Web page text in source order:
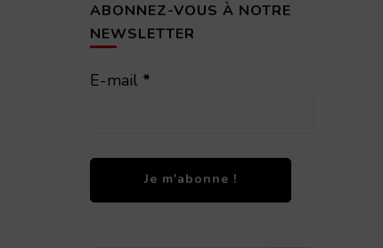
de Reims – 1998 – TAR volume 173
ABONNEZ-VOUS À NOTRE
NEWSLETTER
E-mail *